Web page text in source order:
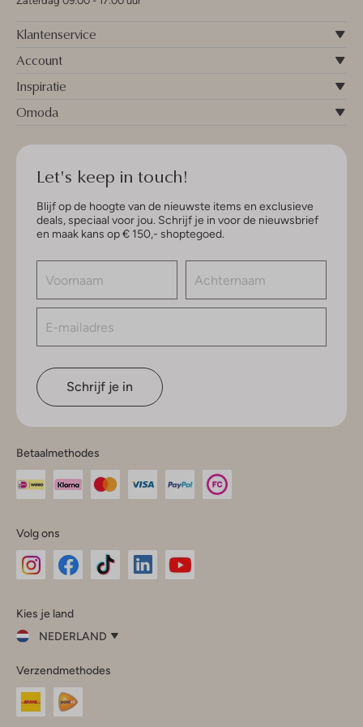
Klantenservice
Account
Inspiratie
Omoda
Let's keep in touch!
Blijf op de hoogte van de nieuwste items en exclusieve
deals, speciaal voor jou. Schrijf je in voor de nieuwsbrief
en maak kans op € 150,- shoptegoed.
Schrijf je in
Betaalmethodes
Volg ons
InstagramFacebook
Kies je land
NEDERLAND
je
land
Nederland
Verzendmethodes